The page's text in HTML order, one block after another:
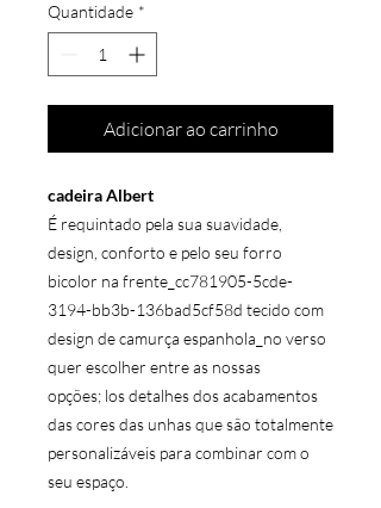
Quantidade *
Adicionar ao carrinho
cadeira Albert
É requintado pela sua suavidade,
design, conforto e pelo seu forro
bicolor na frente_cc781905-5cde-
3194-bb3b-136bad5cf58d tecido com
design de camurça espanhola_no verso
quer escolher entre as nossas
opções; los detalhes dos acabamentos
das cores das unhas que são totalmente
personalizáveis para combinar com o
seu espaço.